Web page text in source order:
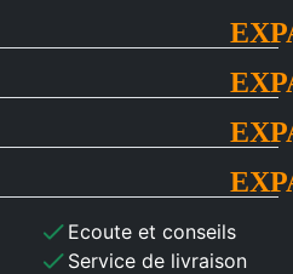
check Ecoute et conseils
check Service de livraison